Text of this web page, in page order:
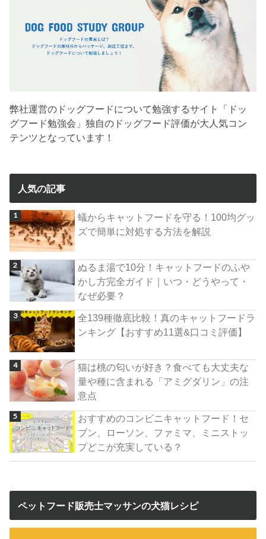
弊社運営のドッグフードについて勉強するサイト「ドッ
グフード勉強会」独自のドッグフード評価が大人気コン
テンツとなっています！
人気の記事
蟻からキャットフードを守る！100均グッ
ズで簡単に対処する方法を解説
ぬるま湯で10分！キャットフードのふや
かし方完全ガイド｜いつ・どうやって・
なぜ必要？
全139種徹底比較！真のキャットフードラ
ンキング【おすすめ11選&口コミ評価】
猫は桃の匂いが好き？食べても大丈夫な
量や種に含まれる「アミグダリン」の注
意点
おすすめのコンビニキャットフード！セ
ブン、ローソン、ファミマ、ミニストッ
プどこが充実している？
ペットフード販売士マッサンの犬猫レシピ